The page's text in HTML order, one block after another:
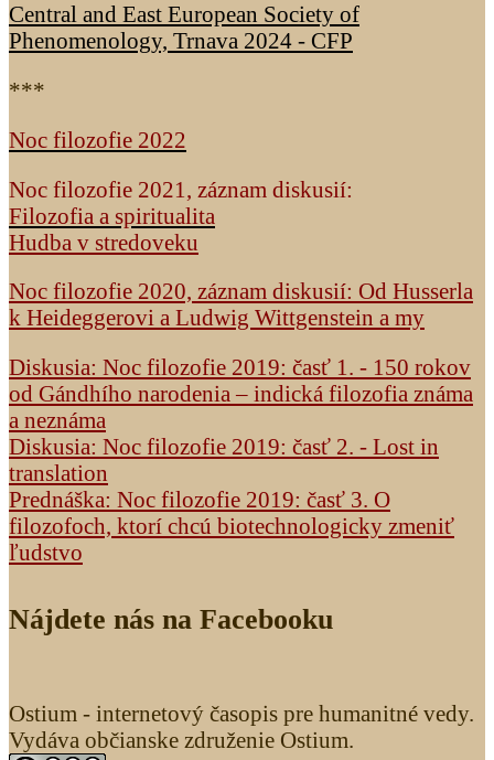
Central and East European Society of
Phenomenology, Trnava 2024 - CFP
***
Noc filozofie 2022
Noc filozofie 2021, záznam diskusií:
Filozofia a spiritualita
Hudba v stredoveku
Noc filozofie 2020, záznam diskusií: Od Husserla
k Heideggerovi a Ludwig Wittgenstein a my
Diskusia: Noc filozofie 2019: časť 1. - 150 rokov
od Gándhího narodenia – indická filozofia známa
a neznáma
Diskusia: Noc filozofie 2019: časť 2. - Lost in
translation
Prednáška: Noc filozofie 2019: časť 3. O
filozofoch, ktorí chcú biotechnologicky zmeniť
ľudstvo
Nájdete nás na Facebooku
Ostium - internetový časopis pre humanitné vedy.
Vydáva občianske združenie Ostium.